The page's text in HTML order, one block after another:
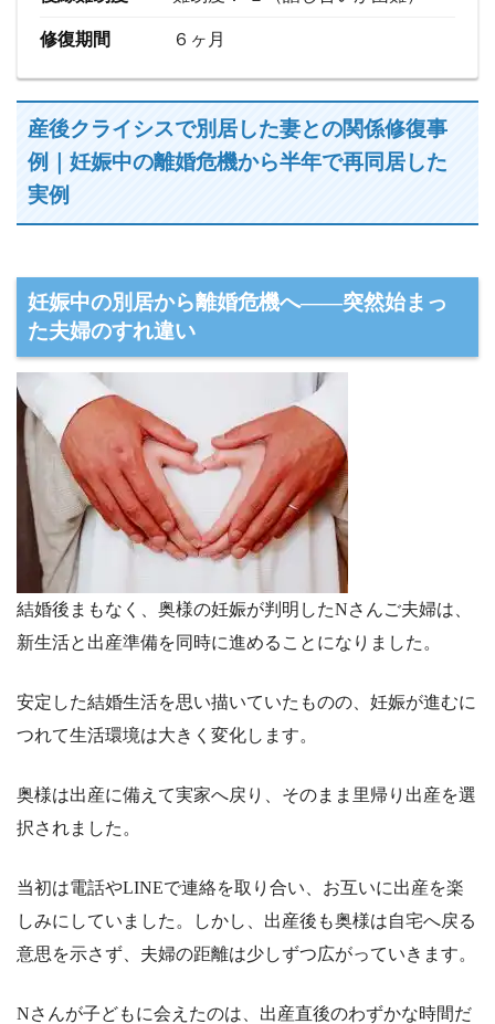
修復期間 ６ヶ月
産後クライシスで別居した妻との関係修復事
例｜妊娠中の離婚危機から半年で再同居した
実例
妊娠中の別居から離婚危機へ――突然始まっ
た夫婦のすれ違い
結婚後まもなく、奥様の妊娠が判明したNさんご夫婦は、
新生活と出産準備を同時に進めることになりました。
安定した結婚生活を思い描いていたものの、妊娠が進むに
つれて生活環境は大きく変化します。
奥様は出産に備えて実家へ戻り、そのまま里帰り出産を選
択されました。
当初は電話やLINEで連絡を取り合い、お互いに出産を楽
しみにしていました。しかし、出産後も奥様は自宅へ戻る
意思を示さず、夫婦の距離は少しずつ広がっていきます。
Nさんが子どもに会えたのは、出産直後のわずかな時間だ